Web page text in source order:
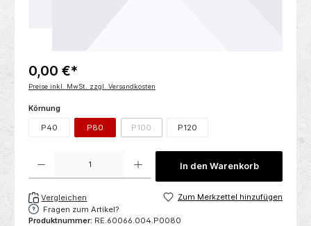
0,00 €*
Preise inkl. MwSt. zzgl. Versandkosten
Körnungauswählen
P40 P80 P100(Diese Option ist zurzeit nicht verfügbar.)
P120
Produkt Anzahl: Gib den gewünschten Wert ein oder benutze die Schaltflächen um
In den Warenkorb
Vergleichen
Zum Merkzettel hinzufügen
Fragen zum Artikel?
Produktnummer: RE.60066.004.P0080